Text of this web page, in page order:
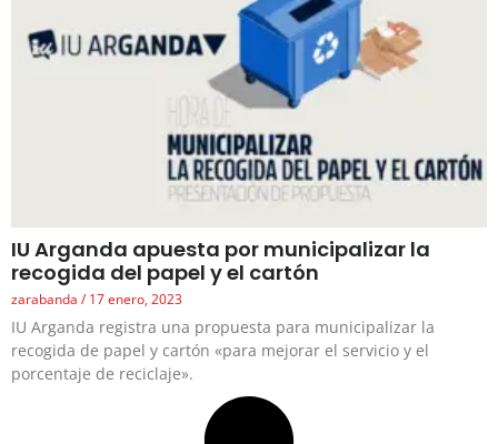
IU Arganda apuesta por municipalizar la
recogida del papel y el cartón
zarabanda 17 enero, 2023
IU Arganda registra una propuesta para municipalizar la
recogida de papel y cartón «para mejorar el servicio y el
porcentaje de reciclaje».